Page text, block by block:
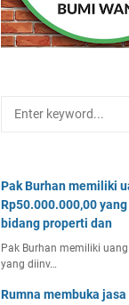
Pak Burhan memiliki
Rp50.000.000,00
bidang properti dan
Pak Burhan memiliki
yang diinv…
Rumna membuka